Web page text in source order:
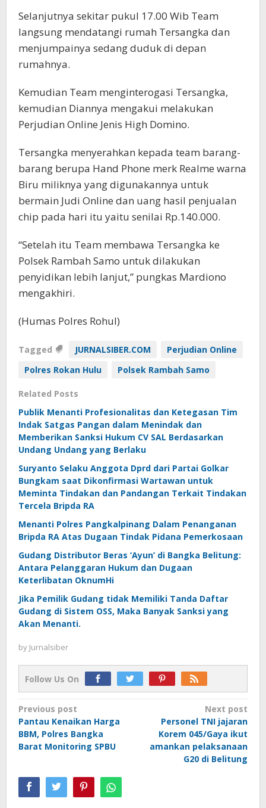
Selanjutnya sekitar pukul 17.00 Wib Team
langsung mendatangi rumah Tersangka dan
menjumpainya sedang duduk di depan
rumahnya.
Kemudian Team menginterogasi Tersangka,
kemudian Diannya mengakui melakukan
Perjudian Online Jenis High Domino.
Tersangka menyerahkan kepada team barang-
barang berupa Hand Phone merk Realme warna
Biru miliknya yang digunakannya untuk
bermain Judi Online dan uang hasil penjualan
chip pada hari itu yaitu senilai Rp.140.000.
“Setelah itu Team membawa Tersangka ke
Polsek Rambah Samo untuk dilakukan
penyidikan lebih lanjut,” pungkas Mardiono
mengakhiri.
(Humas Polres Rohul)
Tagged JURNALSIBER.COM
Perjudian Online
Polres Rokan Hulu
Polsek Rambah Samo
Related Posts
Publik Menanti Profesionalitas dan Ketegasan Tim
Indak Satgas Pangan dalam Menindak dan
Memberikan Sanksi Hukum CV SAL Berdasarkan
Undang Undang yang Berlaku
Suryanto Selaku Anggota Dprd dari Partai Golkar
Bungkam saat Dikonfirmasi Wartawan untuk
Meminta Tindakan dan Pandangan Terkait Tindakan
Tercela Bripda RA
Menanti Polres Pangkalpinang Dalam Penanganan
Bripda RA Atas Dugaan Tindak Pidana Pemerkosaan
Gudang Distributor Beras ‘Ayun’ di Bangka Belitung:
Antara Pelanggaran Hukum dan Dugaan
Keterlibatan OknumHi
Jika Pemilik Gudang tidak Memiliki Tanda Daftar
Gudang di Sistem OSS, Maka Banyak Sanksi yang
Akan Menanti.
by Jurnalsiber
Follow Us On
Post
navigation
Previous post
Pantau Kenaikan Harga
BBM, Polres Bangka
Barat Monitoring SPBU
Next post
Personel TNI jajaran
Korem 045/Gaya ikut
amankan pelaksanaan
G20 di Belitung